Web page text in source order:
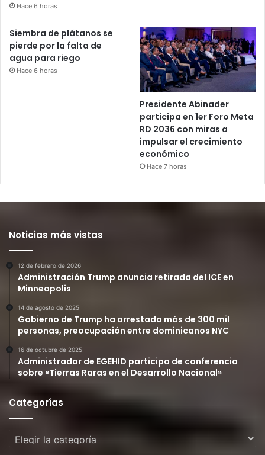
Hace 6 horas
Siembra de plátanos se
pierde por la falta de
agua para riego
Hace 6 horas
Presidente Abinader
participa en 1er Foro Meta
RD 2036 con miras a
impulsar el crecimiento
económico
Hace 7 horas
Noticias más vistas
12 de febrero de 2026
Administración Trump anuncia retirada del ICE en
Minneapolis
14 de agosto de 2025
Gobierno de Trump ha arrestado más de 300 mil
personas, preocupación entre dominicanos NYC
16 de octubre de 2025
Administrador de EGEHID participa de conferencia
sobre «Tierras Raras en el Desarrollo Nacional»
Categorías
Categorías